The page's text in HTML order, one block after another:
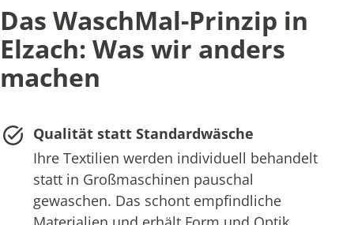
Das WaschMal-Prinzip in
Elzach: Was wir anders
machen
Qualität statt Standardwäsche
Ihre Textilien werden individuell behandelt
statt in Großmaschinen pauschal
gewaschen. Das schont empfindliche